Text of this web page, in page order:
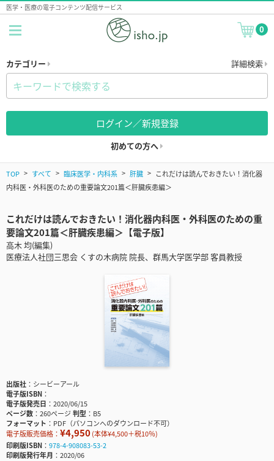
医学・医療の電子コンテンツ配信サービス
0
カテゴリー 詳細検索
ログイン／新規登録
初めての方へ
TOP すべて 臨床医学・内科系 肝臓
これだけは読んでおきたい！消化器
内科医・外科医のための重要論文201篇＜肝臓疾患編＞
これだけは読んでおきたい！消化器内科医・外科医のための重
要論文201篇＜肝臓疾患編＞【電子版】
高木 均(編集)
医療法人社団三思会 くすの木病院 院長、群馬大学医学部 客員教授
出版社
シービーアール
電子版ISBN
電子版発売日
2020/06/15
ページ数
260ページ判型
B5
フォーマット
PDF（パソコンへのダウンロード不可）
電子版販売価格： ¥4,950(本体¥4,500＋税10％)
印刷版ISBN
978-4-908083-53-2
印刷版発行年月
2020/06